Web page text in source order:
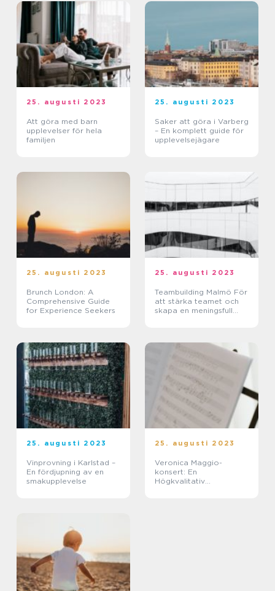
25. augusti 2023
Att göra med barn
upplevelser för hela
familjen
25. augusti 2023
Saker att göra i Varberg
– En komplett guide för
upplevelsejägare
25. augusti 2023
Brunch London: A
Comprehensive Guide
for Experience Seekers
25. augusti 2023
Teambuilding Malmö För
att stärka teamet och
skapa en meningsfull
25. augusti 2023
Vinprovning i Karlstad –
En fördjupning av en
smakupplevelse
25. augusti 2023
Veronica Maggio-
konsert: En
Högkvalitativ